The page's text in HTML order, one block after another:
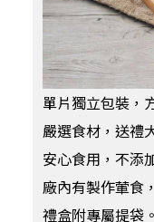
單片獨立包裝，
嚴選食材，送禮
安心食用，不添
廠內有製作葷食
禮盒附專屬提袋。